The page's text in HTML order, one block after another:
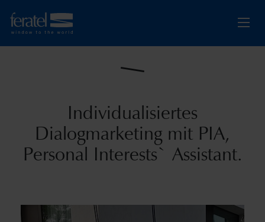
Individualisiertes
Dialogmarketing mit PIA,
Personal Interests` Assistant.